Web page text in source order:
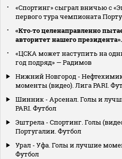
«Спортинг» сыграл вничью с
первого тура чемпионата
«Кто‑то целенаправленно
авторитет нашего
«ЦСКА может наступить на
год подряд» — Радимов
Нижний Новгород -
моменты (видео). Лига PARI.
Шинник - Арсенал. Голы и
PARI. Футбол
Эштрела - Спортинг. Голы
Португалии. Футбол
Урал - Уфа. Голы и лучшие
Футбол